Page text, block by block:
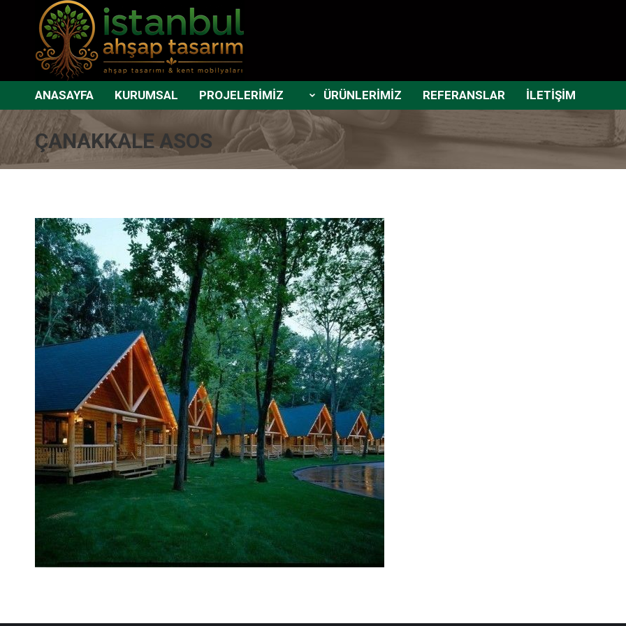
ANASAYFA KURUMSAL PROJELERİMİZ ÜRÜNLERİMİZ REFERANSLAR İLETİŞİM
ÇANAKKALE ASOS